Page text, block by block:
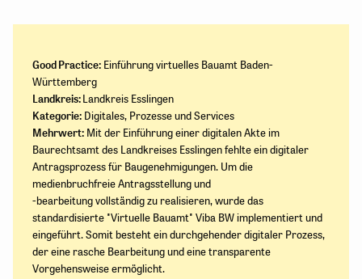
Good Practice: Einführung virtuelles Bauamt Baden-
Württemberg
Landkreis:Landkreis Esslingen
Kategorie: Digitales, Prozesse und Services
Mehrwert: Mit der Einführung einer digitalen Akte im
Baurechtsamt des Landkreises Esslingen fehlte ein digitaler
Antragsprozess für Baugenehmigungen. Um die
medienbruchfreie Antragsstellung und
-bearbeitung vollständig zu realisieren, wurde das
standardisierte "Virtuelle Bauamt" Viba BW implementiert und
eingeführt. Somit besteht ein durchgehender digitaler Prozess,
der eine rasche Bearbeitung und eine transparente
Vorgehensweise ermöglicht.